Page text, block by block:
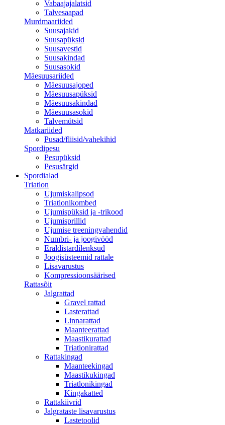
Vabaajajalatsid
Talvesaapad
Murdmaariided
Suusajakid
Suusapüksid
Suusavestid
Suusakindad
Suusasokid
Mäesuusariided
Mäesuusajoped
Mäesuusapüksid
Mäesuusakindad
Mäesuusasokid
Talvemütsid
Matkariided
Pusad/fliisid/vahekihid
Spordipesu
Pesupüksid
Pesusärgid
Spordialad
Triatlon
Ujumiskalipsod
Triatlonikombed
Ujumispüksid ja -trikood
Ujumisprillid
Ujumise treeningvahendid
Numbri- ja joogivööd
Eraldistardilenksud
Joogisüsteemid rattale
Lisavarustus
Kompressioonsäärised
Rattasõit
Jalgrattad
Gravel rattad
Lasterattad
Linnarattad
Maanteerattad
Maastikurattad
Triatlonirattad
Rattakingad
Maanteekingad
Maastikukingad
Triatlonikingad
Kingakatted
Rattakiivrid
Jalgrataste lisavarustus
Lastetoolid